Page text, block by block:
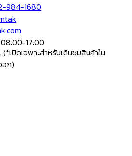
984-1680
17:00
เปิดเฉพาะสำหรับเดินชมสินค้าใน
อก)